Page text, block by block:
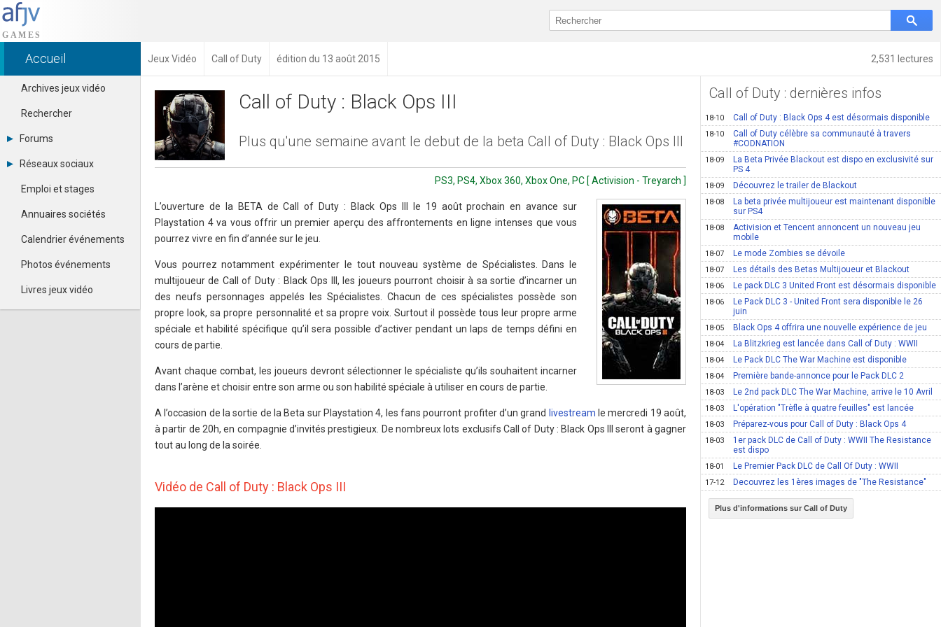
2,531 lectures
Accueil Jeux Vidéo Call of Duty édition du 13 août 2015
Archives jeux vidéo
Rechercher
Forums
Tous les forums
Se connecter
Contacter un modérateur
Réseaux sociaux
Dailymotion
Facebook
Google+
Pinterest
Youtube
Emploi et stages
Annuaires sociétés
Calendrier événements
Photos événements
Livres jeux vidéo
Call of Duty : Black Ops III
Plus qu'une semaine avant le debut de la beta Call of Duty : Black Ops III
PS3, PS4, Xbox 360, Xbox One, PC [ Activision - Treyarch ]
L’ouverture de la BETA de Call of Duty : Black Ops III le 19 août prochain en avance sur
Playstation 4 va vous offrir un premier aperçu des affrontements en ligne intenses que vous
pourrez vivre en fin d’année sur le jeu.
Vous pourrez notamment expérimenter le tout nouveau système de Spécialistes. Dans le
multijoueur de Call of Duty : Black Ops III, les joueurs pourront choisir à sa sortie d’incarner un
des neufs personnages appelés les Spécialistes. Chacun de ces spécialistes possède son
propre look, sa propre personnalité et sa propre voix. Surtout il possède tous leur propre arme
spéciale et habilité spécifique qu’il sera possible d’activer pendant un laps de temps défini en
cours de partie.
Avant chaque combat, les joueurs devront sélectionner le spécialiste qu’ils souhaitent incarner
dans l’arène et choisir entre son arme ou son habilité spéciale à utiliser en cours de partie.
A l’occasion de la sortie de la Beta sur Playstation 4, les fans pourront profiter d’un grand livestream le mercredi 19 août,
à partir de 20h, en compagnie d’invités prestigieux. De nombreux lots exclusifs Call of Duty : Black Ops III seront à gagner
tout au long de la soirée.
Vidéo de Call of Duty : Black Ops III
Call of Duty : dernières infos
18-10 Call of Duty : Black Ops 4 est désormais disponible
18-10
Call of Duty célèbre sa communauté à travers
#CODNATION
18-09
La Beta Privée Blackout est dispo en exclusivité sur
PS 4
18-09 Découvrez le trailer de Blackout
18-08
La beta privée multijoueur est maintenant disponible
sur PS4
18-08
Activision et Tencent annoncent un nouveau jeu
mobile
18-07 Le mode Zombies se dévoile
18-07 Les détails des Betas Multijoueur et Blackout
18-06 Le pack DLC 3 United Front est désormais disponible
18-06
Le Pack DLC 3 - United Front sera disponible le 26
juin
18-05 Black Ops 4 offrira une nouvelle expérience de jeu
18-04 La Blitzkrieg est lancée dans Call of Duty : WWII
18-04 Le Pack DLC The War Machine est disponible
18-04 Première bande-annonce pour le Pack DLC 2
18-03 Le 2nd pack DLC The War Machine, arrive le 10 Avril
18-03 L'opération "Trèfle à quatre feuilles" est lancée
18-03 Préparez-vous pour Call of Duty : Black Ops 4
18-03
1er pack DLC de Call of Duty : WWII The Resistance
est dispo
18-01 Le Premier Pack DLC de Call Of Duty : WWII
17-12 Decouvrez les 1ères images de "The Resistance"
Plus d'informations sur Call of Duty